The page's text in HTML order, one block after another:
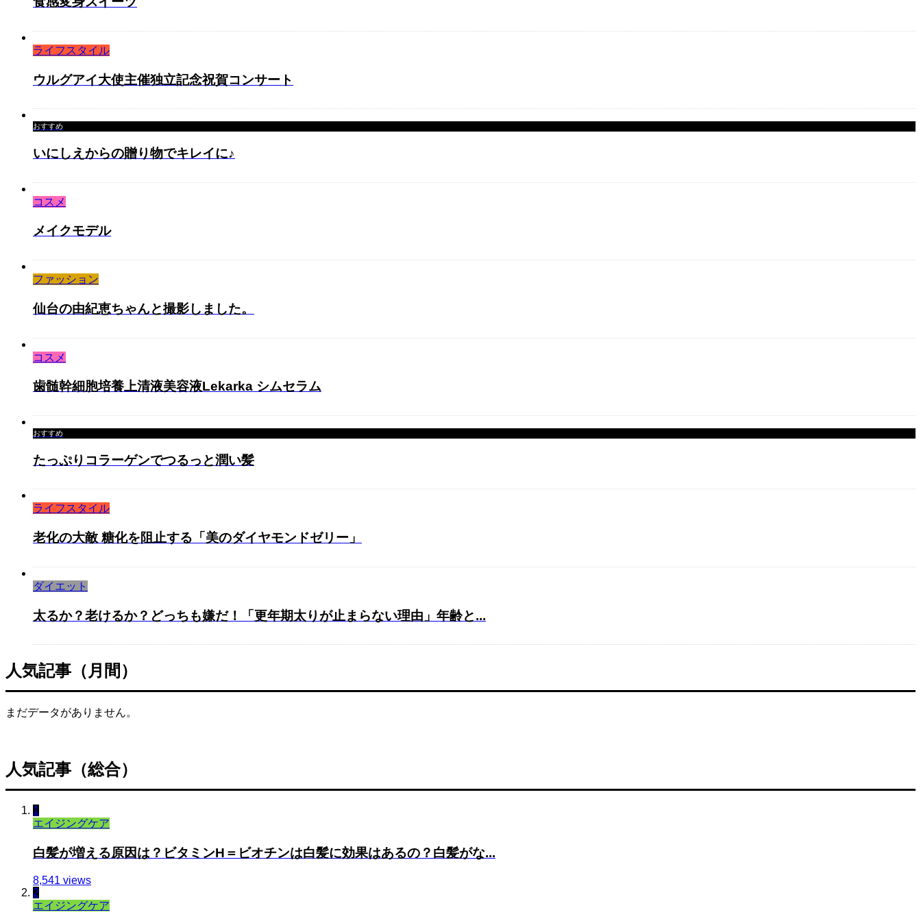
ライフスタイル
ウルグアイ大使主催独立記念祝賀コンサート
おすすめ
いにしえからの贈り物でキレイに♪
コスメ
メイクモデル
ファッション
仙台の由紀恵ちゃんと撮影しました。
コスメ
歯髄幹細胞培養上清液美容液Lekarka シムセラム
おすすめ
たっぷりコラーゲンでつるっと潤い髪
ライフスタイル
老化の大敵 糖化を阻止する「美のダイヤモンドゼリー」
ダイエット
太るか？老けるか？どっちも嫌だ！「更年期太りが止まらない理由」年齢と...
人気記事（月間）
まだデータがありません。
人気記事（総合）
1
エイジングケア
白髪が増える原因は？ビタミンH＝ビオチンは白髪に効果はあるの？白髪がな...
8,541 views
2
エイジングケア